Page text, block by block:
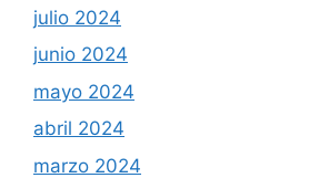
julio 2024
junio 2024
mayo 2024
abril 2024
marzo 2024